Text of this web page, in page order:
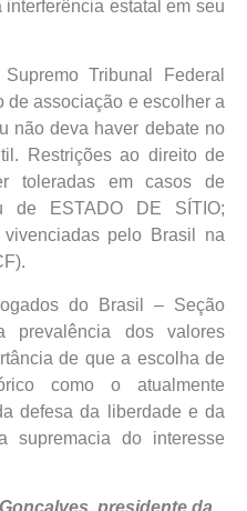
estatal em seu
Tribunal Federal
de associação e escolher a
não deva haver debate no
Restrições ao direito de
toleradas em casos de
de ESTADO DE SÍTIO;
pelo Brasil na
do Brasil – Seção
prevalência dos valores
de que a escolha de
como o atualmente
defesa da liberdade e da
supremacia do interesse